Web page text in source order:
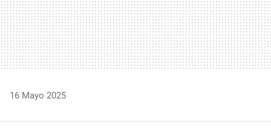
16 Mayo 2025